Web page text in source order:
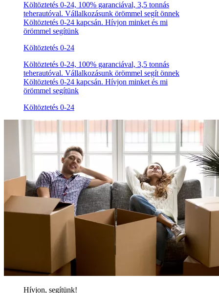
Költöztetés 0-24, 100% garanciával, 3,5 tonnás
teherautóval. Vállalkozásunk örömmel segít önnek
Költöztetés 0-24 kapcsán. Hívjon minket és mi
örömmel segítünk
Költöztetés 0-24
Költöztetés 0-24, 100% garanciával, 3,5 tonnás
teherautóval. Vállalkozásunk örömmel segít önnek
Költöztetés 0-24 kapcsán. Hívjon minket és mi
örömmel segítünk
Költöztetés 0-24
Hívjon, segítünk!